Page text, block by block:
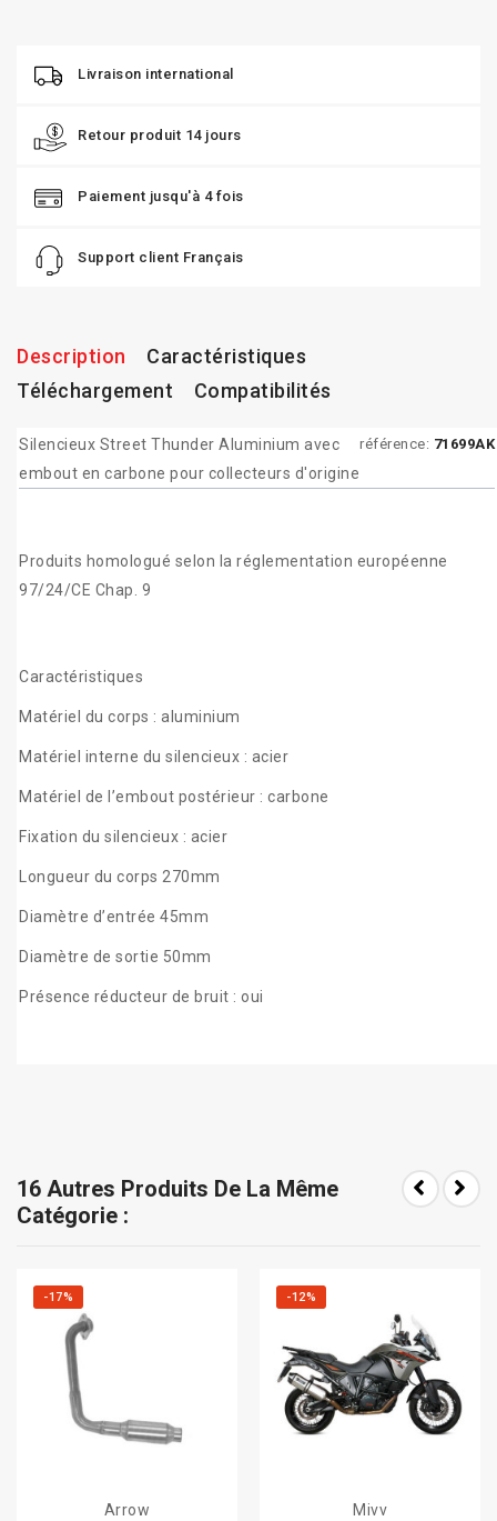
Livraison international
Retour produit 14 jours
Paiement jusqu'à 4 fois
Support client Français
Description
Caractéristiques
Téléchargement
Compatibilités
référence: 71699AK
Silencieux Street Thunder Aluminium avec
embout en carbone pour collecteurs d'origine
Produits homologué selon la réglementation européenne
97/24/CE Chap. 9
Caractéristiques
Matériel du corps : aluminium
Matériel interne du silencieux : acier
Matériel de l’embout postérieur : carbone
Fixation du silencieux : acier
Longueur du corps 270mm
Diamètre d’entrée 45mm
Diamètre de sortie 50mm
Présence réducteur de bruit : oui
16 Autres Produits De La Même
Catégorie :
-17%
Arrow
-12%
Mivv